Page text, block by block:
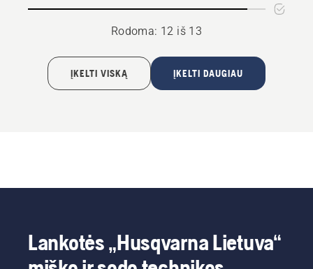
Rodoma: 12 iš 13
ĮKELTI VISKĄ ĮKELTI DAUGIAU
Lankotės „Husqvarna Lietuva“